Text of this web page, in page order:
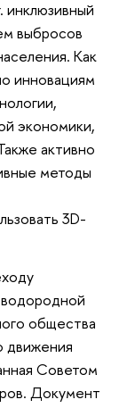
выбросов
Как
инновациям
экономики,
активно
методы
3D-
общества
движения
Советом
Документ